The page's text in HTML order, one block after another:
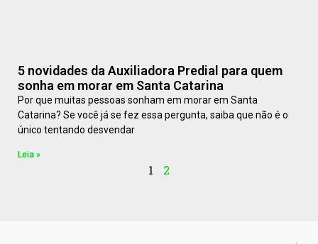
5 novidades da Auxiliadora Predial para quem
sonha em morar em Santa Catarina
Por que muitas pessoas sonham em morar em Santa
Catarina? Se você já se fez essa pergunta, saiba que não é o
único tentando desvendar
Leia »
1 2